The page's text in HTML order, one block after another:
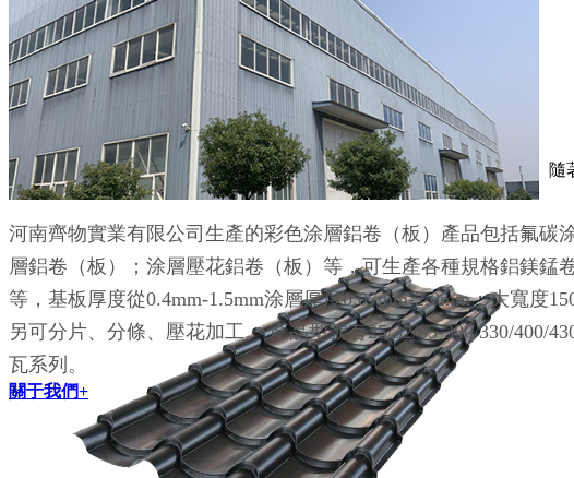
仿古瓦源頭廠家
仿古瓦面積大，重量輕，超強自潔功能，易于安裝和廣泛應用。
河南齊物實業有限公司生產的彩色涂層鋁卷（板）產品包括氟碳
層鋁卷（板）；涂層壓花鋁卷（板）等，可生產各種規格鋁鎂錳
等，基板厚度從0.4mm-1.5mm涂層厚度0.07mm-2.0mm；大寬度
另可分片、分條、壓花加工。 產品型號有25/32/65-300/330/400/
瓦系列。
關于我們+